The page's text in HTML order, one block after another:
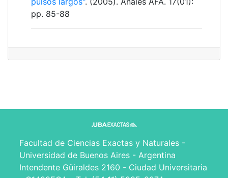
pp. 85-88
Facultad de Ciencias Exactas y Naturales -
Universidad de Buenos Aires - Argentina
Intendente Güiraldes 2160 - Ciudad Universitaria